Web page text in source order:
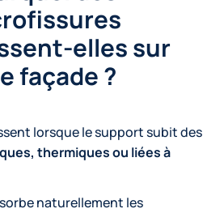
elles sur
façade ?
lorsque le support subit des
thermiques ou liées à
naturellement les